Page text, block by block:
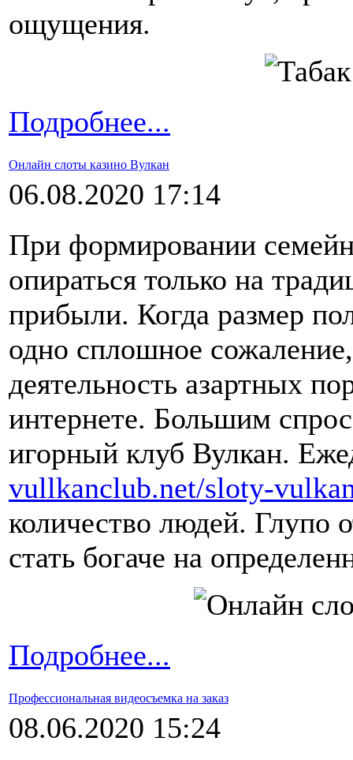
ощущения.
Подробнее...
Онлайн слоты казино Вулкан
06.08.2020 17:14
При формировании
опираться только на
прибыли. Когда размер
одно сплошное
деятельность азартных
интернете. Большим
игорный клуб Вулкан.
vullkanclub.net/sloty-
количество людей. Глупо
стать богаче на
Подробнее...
Профессиональная видеосъемка на заказ
08.06.2020 15:24